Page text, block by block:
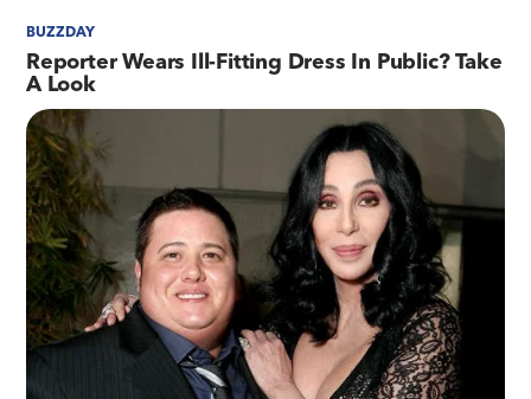
que o tráfego na Linha Vermelha é dificultado
veículo desestabilizar. Ele comemora o início da
revitalização, tão necessária.
"A melhora do tráfego no trecho já recapeado
foi muito grande. Do jeito que estava, não dava
para ficar. Agora, mesmo com a obra ainda em